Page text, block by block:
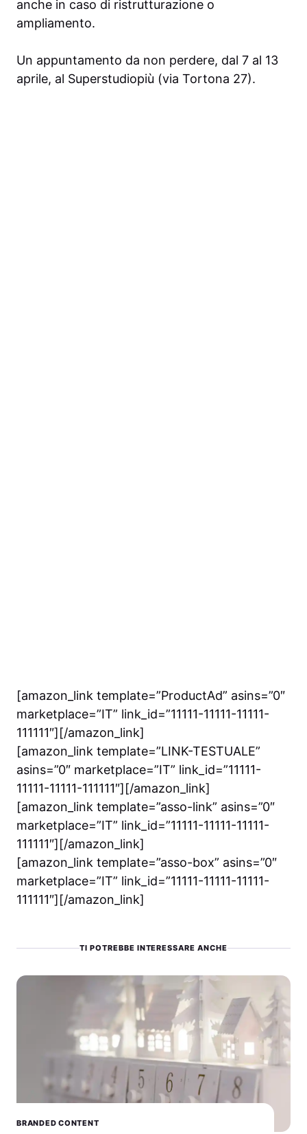
anche in caso di ristrutturazione o
ampliamento.
Un appuntamento da non perdere, dal 7 al 13
aprile, al Superstudiopiù (via Tortona 27).
[amazon_link template=”ProductAd” asins=”0″
marketplace=”IT” link_id=”11111-11111-11111-
111111″][/amazon_link]
[amazon_link template=”LINK-TESTUALE”
asins=”0″ marketplace=”IT” link_id=”11111-
11111-11111-111111″][/amazon_link]
[amazon_link template=”asso-link” asins=”0″
marketplace=”IT” link_id=”11111-11111-11111-
111111″][/amazon_link]
[amazon_link template=”asso-box” asins=”0″
marketplace=”IT” link_id=”11111-11111-11111-
111111″][/amazon_link]
TI POTREBBE INTERESSARE ANCHE
BRANDED CONTENT